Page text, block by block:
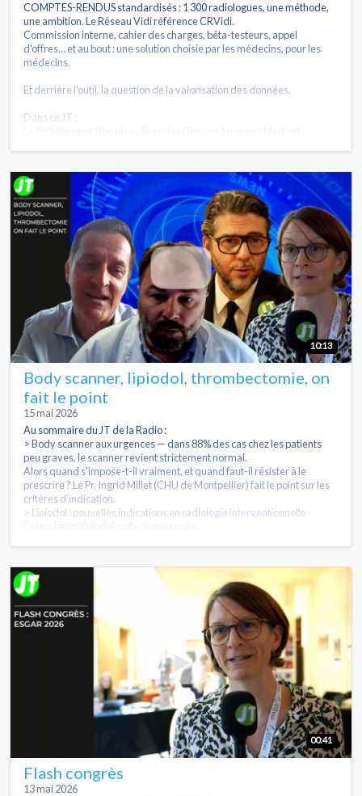
COMPTES-RENDUS standardisés : 1 300 radiologues, une méthode,
une ambition. Le Réseau Vidi référence CRVidi.
Commission interne, cahier des charges, bêta-testeurs, appel
d'offres… et au bout : une solution choisie par les médecins, pour les
médecins.
Et derrière l'outil, la question de la valorisation des données.
Dans ce JT :
10:13
Body scanner, lipiodol, thrombectomie, on
fait le point
15 mai 2026
Au sommaire du JT de la Radio :
> Body scanner aux urgences — dans 88% des cas chez les patients
peu graves, le scanner revient strictement normal.
Alors quand s'impose-t-il vraiment, et quand faut-il résister à le
prescrire ? Le Pr. Ingrid Millet (CHU de Montpellier) fait le point sur les
critères d'indication.
> Lipiodol : nouvelles indications en radiologie interventionnelle -
00:41
Flash congrès
13 mai 2026